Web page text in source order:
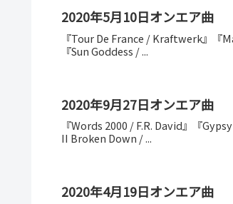
2020年5月10日オンエア曲
『Tour De France / Kraftwerk』『
『Sun Goddess / ...
2020年9月27日オンエア曲
『Words 2000 / F.R. David』『
II Broken Down / ...
2020年4月19日オンエア曲